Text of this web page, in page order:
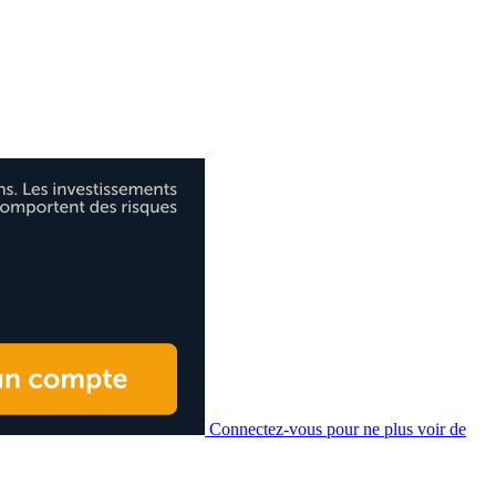
Connectez-vous pour ne plus voir de